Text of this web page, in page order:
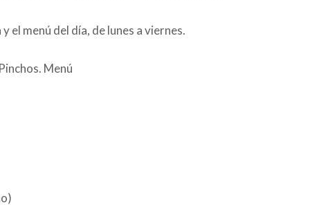
el menú del día, de lunes a viernes.
Menú